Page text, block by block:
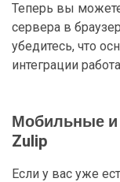
Теперь вы
сервера в
убедитесь, что
интеграции
Мобильные и
Zulip
Если у вас уже